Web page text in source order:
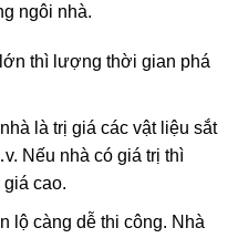
ngôi nhà.
thì lượng thời gian phá
là trị giá các vật liệu sắt
Nếu nhà có giá trị thì
cao.
lộ càng dễ thi công. Nhà